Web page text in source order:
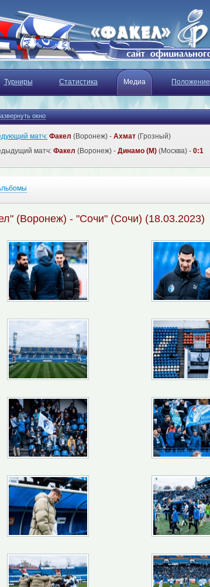
Турниры Статистика Медиа Положение
окно
матч: Факел (Воронеж) - Ахмат (Грозный)
матч: Факел (Воронеж) - Динамо (М) (Москва) - 0:1
(Воронеж) - "Сочи" (Сочи) (18.03.2023)